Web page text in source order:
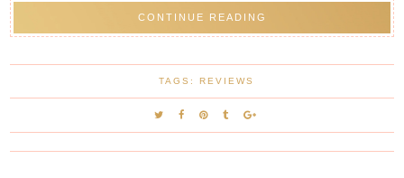
CONTINUE READING
TAGS: REVIEWS